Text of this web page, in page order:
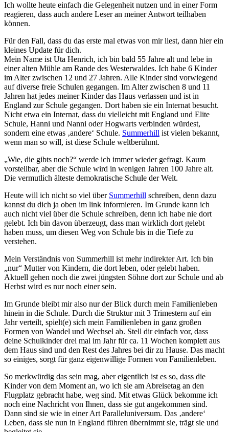
Ich wollte heute einfach die Gelegenheit nutzen und in einer Form
reagieren, dass auch andere Leser an meiner Antwort teilhaben
können.
Für den Fall, dass du das erste mal etwas von mir liest, dann hier ein
kleines Update für dich.
Mein Name ist Uta Henrich, ich bin bald 55 Jahre alt und lebe in
einer alten Mühle am Rande des Westerwaldes. Ich habe 6 Kinder
im Alter zwischen 12 und 27 Jahren. Alle Kinder sind vorwiegend
auf diverse freie Schulen gegangen. Im Alter zwischen 8 und 11
Jahren hat jedes meiner Kinder das Haus verlassen und ist in
England zur Schule gegangen. Dort haben sie ein Internat besucht.
Nicht etwa ein Internat, dass du vielleicht mit England und Elite
Schule, Hanni und Nanni oder Hogwarts verbinden würdest,
sondern eine etwas ‚andere‘ Schule. Summerhill ist vielen bekannt,
wenn man so will, ist diese Schule weltberühmt.
„Wie, die gibts noch?“ werde ich immer wieder gefragt. Kaum
vorstellbar, aber die Schule wird in wenigen Jahren 100 Jahre alt.
Die vermutlich älteste demokratische Schule der Welt.
Heute will ich nicht so viel über Summerhill schreiben, denn dazu
kannst du dich ja oben im link informieren. Im Grunde kann ich
auch nicht viel über die Schule schreiben, denn ich habe nie dort
gelebt. Ich bin davon überzeugt, dass man wirklich dort gelebt
haben muss, um diesen Weg von Schule bis in die Tiefe zu
verstehen.
Mein Verständnis von Summerhill ist mehr indirekter Art. Ich bin
„nur“ Mutter von Kindern, die dort leben, oder gelebt haben.
Aktuell gehen noch die zwei jüngsten Söhne dort zur Schule und ab
Herbst wird es nur noch einer sein.
Im Grunde bleibt mir also nur der Blick durch mein Familienleben
hinein in die Schule. Durch die Struktur mit 3 Trimestern auf ein
Jahr verteilt, spielt(e) sich mein Familienleben in ganz großen
Formen von Wandel und Wechsel ab. Stell dir einfach vor, dass
deine Schulkinder drei mal im Jahr für ca. 11 Wochen komplett aus
dem Haus sind und den Rest des Jahres bei dir zu Hause. Das macht
so einiges, sorgt für ganz eigenwillige Formen von Familienleben.
So merkwürdig das sein mag, aber eigentlich ist es so, dass die
Kinder von dem Moment an, wo ich sie am Abreisetag an den
Flugplatz gebracht habe, weg sind. Mit etwas Glück bekomme ich
noch eine Nachricht von Ihnen, dass sie gut angekommen sind.
Dann sind sie wie in einer Art Paralleluniversum. Das ‚andere‘
Leben, dass sie nun in England führen übernimmt sie, trägt sie und